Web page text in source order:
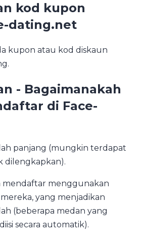
kod kupon
dating.net
kupon atau kod diskaun
- Bagaimanakah
di Face-
panjang (mungkin terdapat
dilengkapkan).
menggunakan
yang menjadikan
(beberapa medan yang
secara automatik).